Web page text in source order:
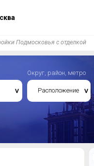
Подмосковья с отделкой
Округ, район, метро
Расположение